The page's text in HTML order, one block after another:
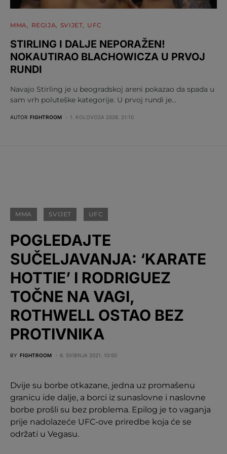
MMA REGIJA SVIJET UFC
STIRLING I DALJE NEPORAŽEN!
NOKAUTIRAO BLACHOWICZA U PRVOJ
RUNDI
Navajo Stirling je u beogradskoj areni pokazao da spada u
sam vrh poluteške kategorije. U prvoj rundi je…
AUTOR FIGHTROOM 1. KOLOVOZA 2026. 21:10
MMA SVIJET UFC
POGLEDAJTE
SUČELJAVANJA: ‘KARATE
HOTTIE’ I RODRIGUEZ
TOČNE NA VAGI,
ROTHWELL OSTAO BEZ
PROTIVNIKA
BY FIGHTROOM 8. SVIBNJA 2021. 10:50
Dvije su borbe otkazane, jedna uz promašenu
granicu ide dalje, a borci iz sunaslovne i naslovne
borbe prošli su bez problema. Epilog je to vaganja
prije nadolazeće UFC-ove priredbe koja će se
održati u Vegasu.